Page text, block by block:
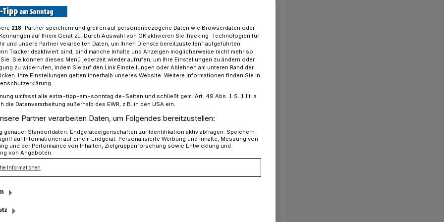
hat 40 Sammelcontainer und 5 Second-Hand-Läden
Altkleidern?
den beiden Trends zur Second-Hand-
immer noch bergeweise Altkleider
Verordnung gehört Kleidung in die
die zum Teil vollgemüllten Container
verrät, was je nach Betreiber mit den
wertige Kleidung wirklich gut
218-Partner speichern und greifen auf personenbezogene Daten wie Browserdaten oder
auf Ihrem Gerät zu. Durch Auswahl von OK aktivieren Sie Tracking-Technologien für
und unsere Partner verarbeiten Daten, um Ihnen Dienste bereitzustellen“ aufgeführten
Tracker deaktiviert sind, sind manche Inhalte und Anzeigen möglicherweise nicht mehr so
Sie können dieses Menü jederzeit wieder aufrufen, um Ihre Einstellungen zu ändern oder
zu widerrufen, indem Sie auf den Link Einstellungen oder Ablehnen am unteren Rand der
Ihre Einstellungen gelten innerhalb unseres Website. Weitere Informationen finden Sie in
umfasst alle extra-tipp-am-sonntag.de-Seiten und schließt gem. Art. 49 Abs. 1 S. 1 lit. a
die Datenverarbeitung außerhalb des EWR, z.B. in den USA ein.
Partner verarbeiten Daten, um Folgendes bereitzustellen:
genauer Standortdaten. Endgeräteeigenschaften zur Identifikation aktiv abfragen. Speichern
auf Informationen auf einem Endgerät. Personalisierte Werbung und Inhalte, Messung von
und der Performance von Inhalten, Zielgruppenforschung sowie Entwicklung und
von Angeboten.
Informationen